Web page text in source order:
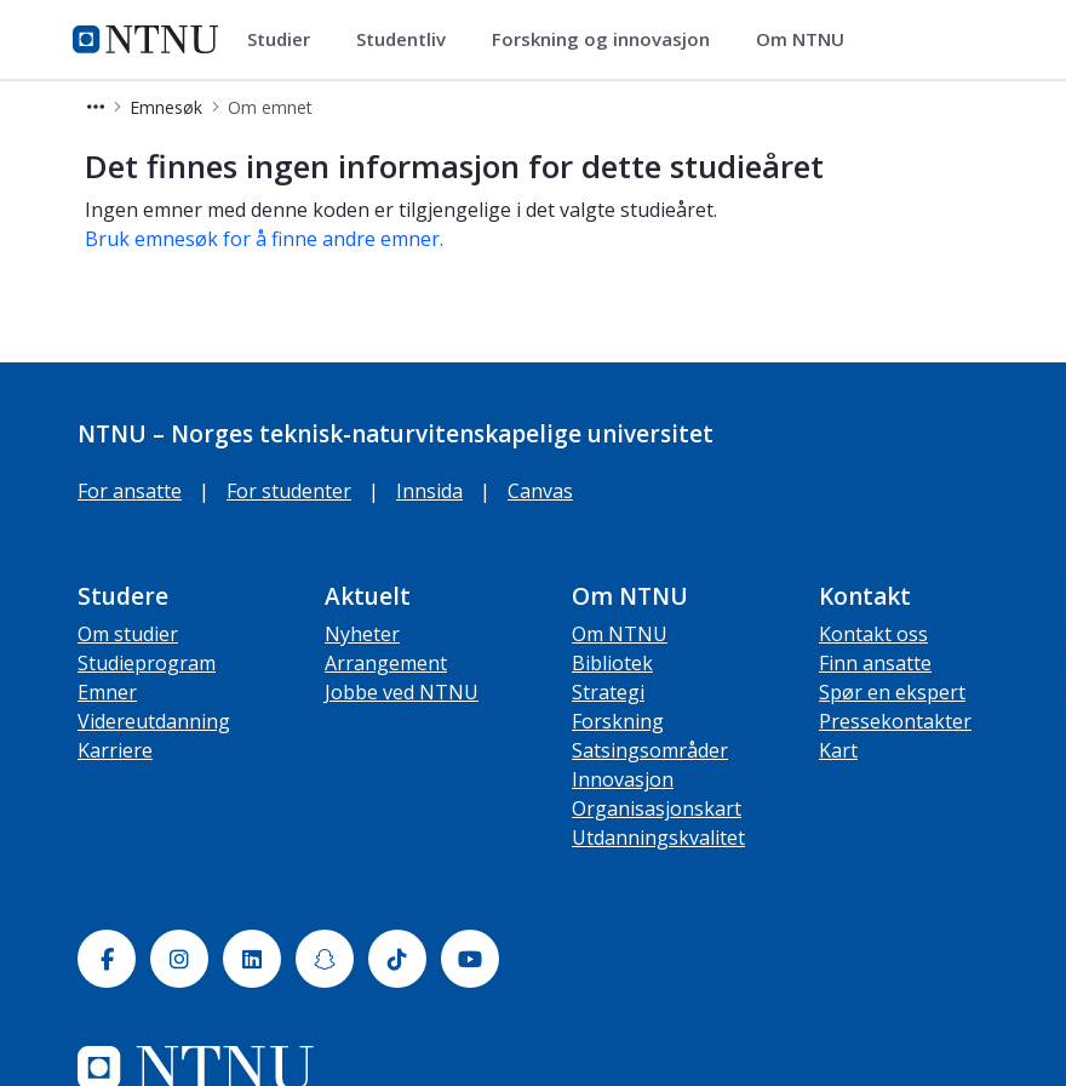
NTNU Hjemmeside
Studier Studier Studentliv Forskning og innovasjon Om NTNU
Emnesøk Om emnet
Om emnetDet finnes ingen informasjon for dette studieåret
Ingen emner med denne koden er tilgjengelige i det valgte studieåret.
Bruk emnesøk for å finne andre emner.
NTNU – Norges teknisk-naturvitenskapelige universitet
For ansatte | For studenter | Innsida | Canvas
Studere
Om studier
Studieprogram
Emner
Videreutdanning
Karriere
Aktuelt
Nyheter
Arrangement
Jobbe ved NTNU
Om NTNU
Om NTNU
Bibliotek
Strategi
Forskning
Satsingsområder
Innovasjon
Organisasjonskart
Utdanningskvalitet
Kontakt
Kontakt oss
Finn ansatte
Spør en ekspert
Pressekontakter
Kart
FacebookInstagramLinkedinSnapchatTiktok Youtube